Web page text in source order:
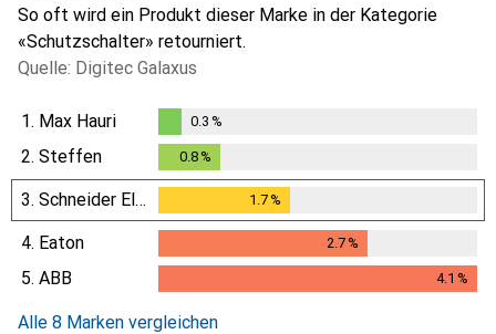
So oft wird ein Produkt dieser Marke in der Kategorie
«Schutzschalter» retourniert.
Quelle: Digitec Galaxus
1. Max Hauri
0.3%
0.3 %
2. Steffen 0.8%
3. Schneider Electric 1.7%
4. Eaton 2.7%
5. ABB 4.1 %
Alle 8 Marken vergleichen